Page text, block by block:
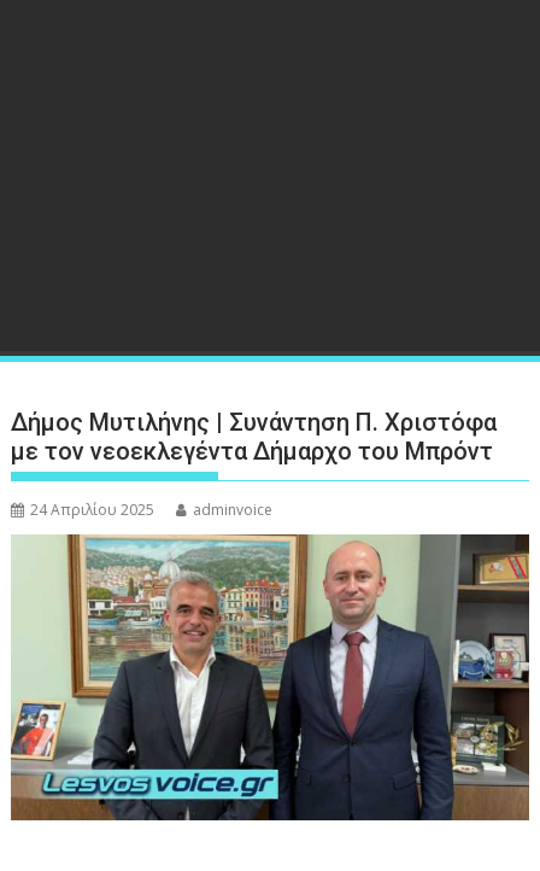
Δήμος Μυτιλήνης | Συνάντηση Π. Χριστόφα
με τον νεοεκλεγέντα Δήμαρχο του Μπρόντ
24 Απριλίου 2025 adminvoice